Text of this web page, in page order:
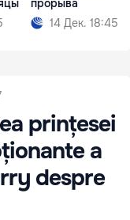
прорыва
14 Дек. 18:45
prințesei
a
despre